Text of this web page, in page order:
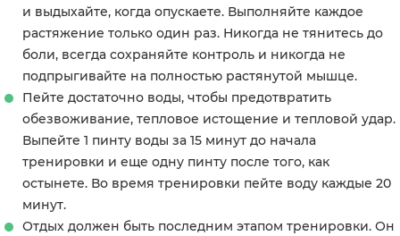
и выдыхайте, когда опускаете. Выполняйте каждое
растяжение только один раз. Никогда не тянитесь до
боли, всегда сохраняйте контроль и никогда не
подпрыгивайте на полностью растянутой мышце.
Пейте достаточно воды, чтобы предотвратить
обезвоживание, тепловое истощение и тепловой удар.
Выпейте 1 пинту воды за 15 минут до начала
тренировки и еще одну пинту после того, как
остынете. Во время тренировки пейте воду каждые 20
минут.
Отдых должен быть последним этапом тренировки. Он